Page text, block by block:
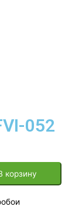
052
корзину